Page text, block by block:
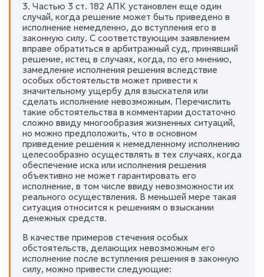
3. Частью 3 ст. 182 АПК установлен еще один
случай, когда решение может быть приведено в
исполнение немедленно, до вступления его в
законную силу. С соответствующим заявлением
вправе обратиться в арбитражный суд, принявший
решение, истец в случаях, когда, по его мнению,
замедление исполнения решения вследствие
особых обстоятельств может привести к
значительному ущербу для взыскателя или
сделать исполнение невозможным. Перечислить
такие обстоятельства в комментарии достаточно
сложно ввиду многообразия жизненных ситуаций,
но можно предположить, что в основном
приведение решения к немедленному исполнению
целесообразно осуществлять в тех случаях, когда
обеспечение иска или исполнения решения
объективно не может гарантировать его
исполнение, в том числе ввиду невозможности их
реального осуществления. В меньшей мере такая
ситуация относится к решениям о взыскании
денежных средств.
В качестве примеров стечения особых
обстоятельств, делающих невозможным его
исполнение после вступления решения в законную
силу, можно привести следующие: